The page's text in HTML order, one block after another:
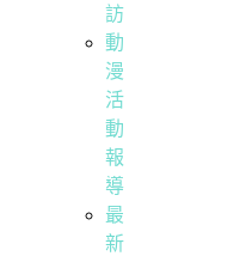
訪
動
漫
活
動
報
導
最
新